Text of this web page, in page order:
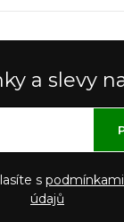
a slevy
s
údajů